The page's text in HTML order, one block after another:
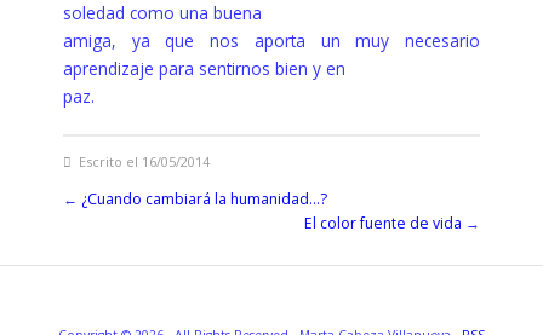
soledad como una buena
amiga, ya que nos aporta un muy necesario
aprendizaje para sentirnos bien y en
paz.
Escrito el 16/05/2014
← ¿Cuando cambiará la humanidad…?
El color fuente de vida →